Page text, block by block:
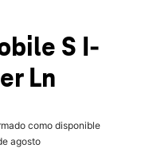
S I-
Ln
como disponible
agosto